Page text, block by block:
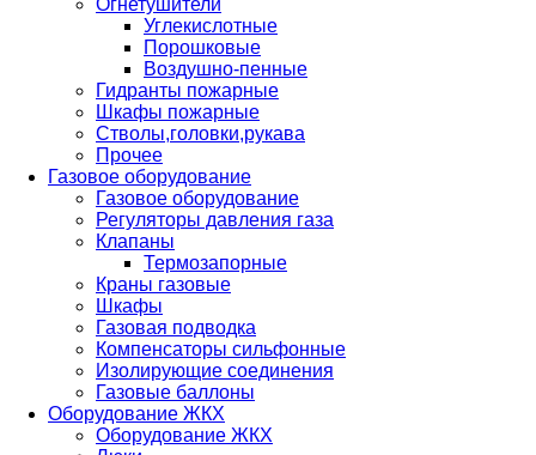
Огнетушители
Углекислотные
Порошковые
Воздушно-пенные
Гидранты пожарные
Шкафы пожарные
Стволы,головки,рукава
Прочее
Газовое оборудование
Газовое оборудование
Регуляторы давления газа
Клапаны
Термозапорные
Краны газовые
Шкафы
Газовая подводка
Компенсаторы сильфонные
Изолирующие соединения
Газовые баллоны
Оборудование ЖКХ
Оборудование ЖКХ